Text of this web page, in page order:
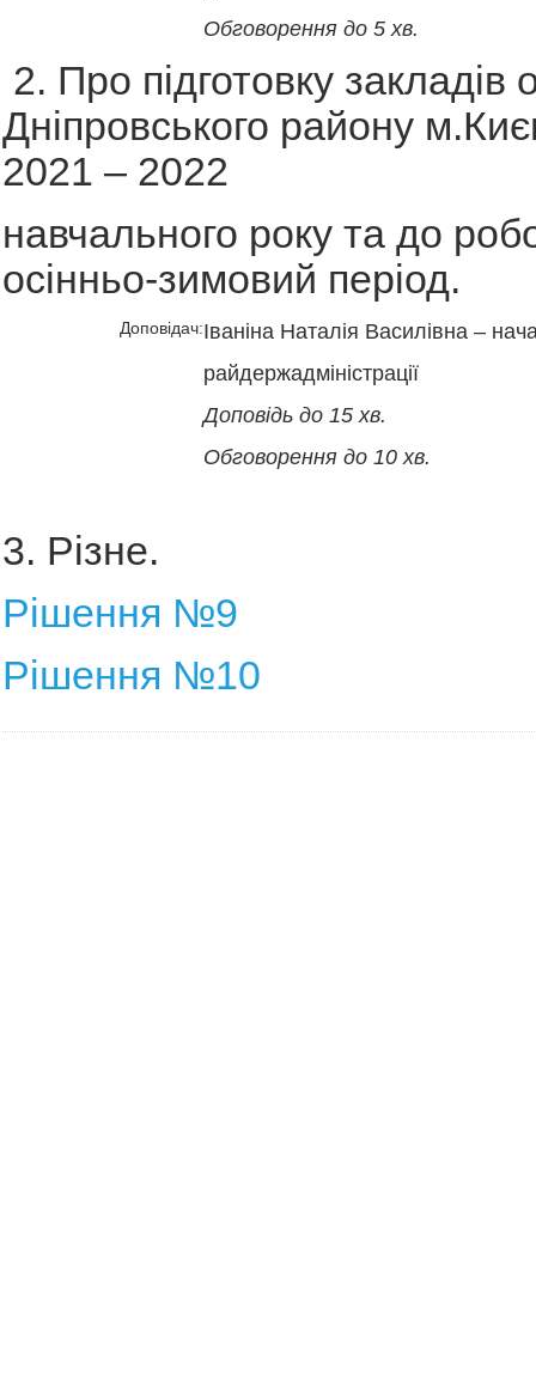
Обговорення до 5 хв.
2. Про підготовку закладів
Дніпровського району
2021 – 2022
навчального року та до
осінньо-зимовий період.
Доповідач:Іваніна Наталія Василівна –
райдержадміністрації
Доповідь до 15 хв.
Обговорення до 10 хв.
3. Різне.
Рішення №9
Рішення №10